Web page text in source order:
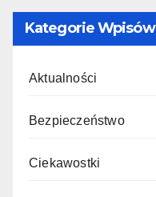
Kategorie Wpisów
Aktualności
Bezpieczeństwo
Ciekawostki